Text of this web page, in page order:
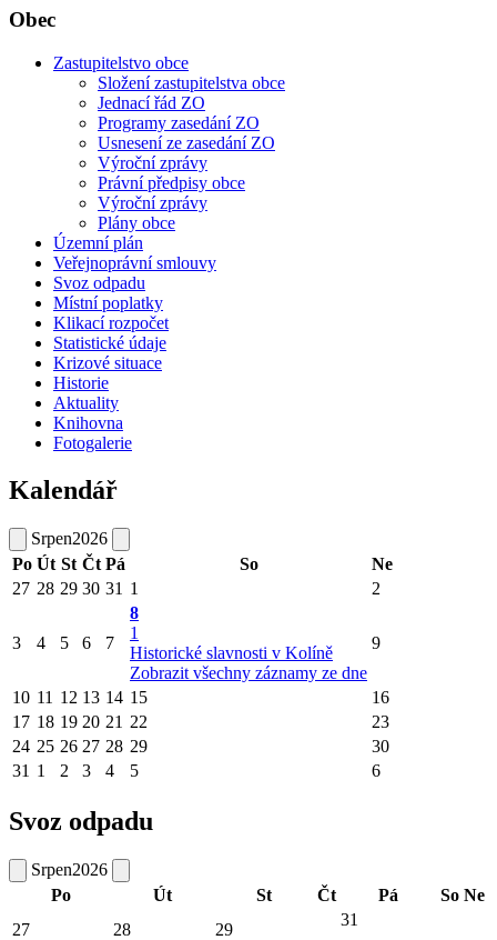
Obec
Zastupitelstvo obce
Složení zastupitelstva obce
Jednací řád ZO
Programy zasedání ZO
Usnesení ze zasedání ZO
Výroční zprávy
Právní předpisy obce
Výroční zprávy
Plány obce
Územní plán
Veřejnoprávní smlouvy
Svoz odpadu
Místní poplatky
Klikací rozpočet
Statistické údaje
Krizové situace
Historie
Aktuality
Knihovna
Fotogalerie
Kalendář
Srpen2026
Po Út St Čt Pá So
Ne
27 28 29 30 31 1 2
3 4 5 6 7
8
1
Historické slavnosti v Kolíně
Zobrazit všechny záznamy ze dne
9
10 11 12 13 14 15
16
17 18 19 20 21 22
23
24 25 26 27 28 29
30
31 1 2 3 4 5 6
Svoz odpadu
Srpen2026
Po
Út St Čt Pá So Ne
27
28
29
31